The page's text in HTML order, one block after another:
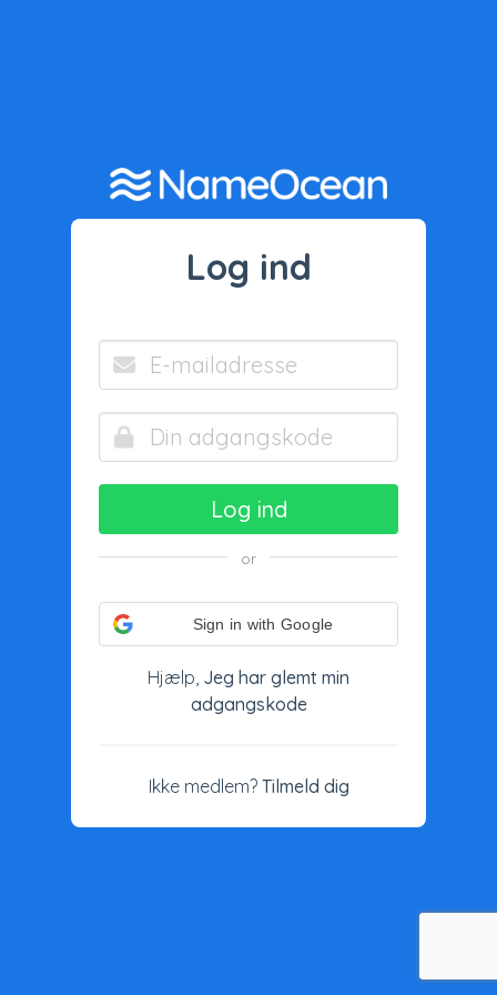
Log ind
Log ind
or
Sign in with Google
Hjælp, Jeg har glemt min
adgangskode
Ikke medlem? Tilmeld dig